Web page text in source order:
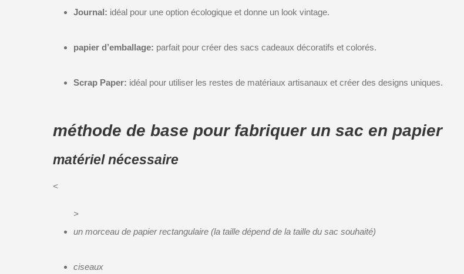
Journal: idéal pour une option écologique et donne un look vintage.
papier d’emballage: parfait pour créer des sacs cadeaux décoratifs et colorés.
Scrap Paper: idéal pour utiliser les restes de matériaux artisanaux et créer des designs uniques.
méthode de base pour fabriquer un sac en papier
matériel nécessaire
<
>
un morceau de papier rectangulaire (la taille dépend de la taille du sac souhaité)
ciseaux